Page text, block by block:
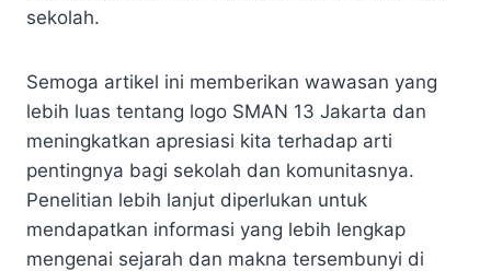
sekolah.
Semoga artikel ini memberikan wawasan yang
lebih luas tentang logo SMAN 13 Jakarta dan
meningkatkan apresiasi kita terhadap arti
pentingnya bagi sekolah dan komunitasnya.
Penelitian lebih lanjut diperlukan untuk
mendapatkan informasi yang lebih lengkap
mengenai sejarah dan makna tersembunyi di